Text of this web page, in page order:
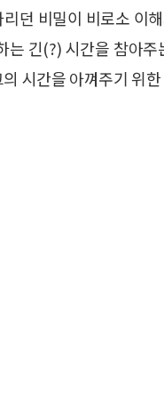
던 비밀이 비로소 이
긴(?) 시간을 참아
시간을 아껴주기 위